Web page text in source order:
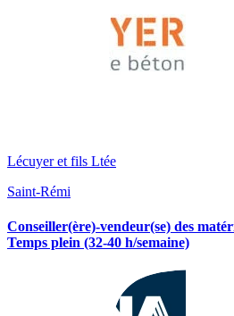
Lécuyer et fils Ltée
Saint-Rémi
Conseiller(ère)-vendeur(se) des
Temps plein (32-40 h/semaine)